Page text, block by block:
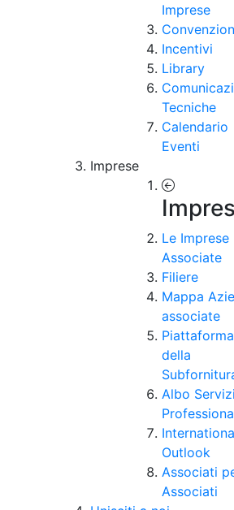
Imprese
Incentivi
Library
Tecniche
Calendario
Eventi
Imprese
Le Imprese
Associate
Filiere
Mappa
associate
Piattaforma
della
Albo Servizi
Outlook
Associati
Associati